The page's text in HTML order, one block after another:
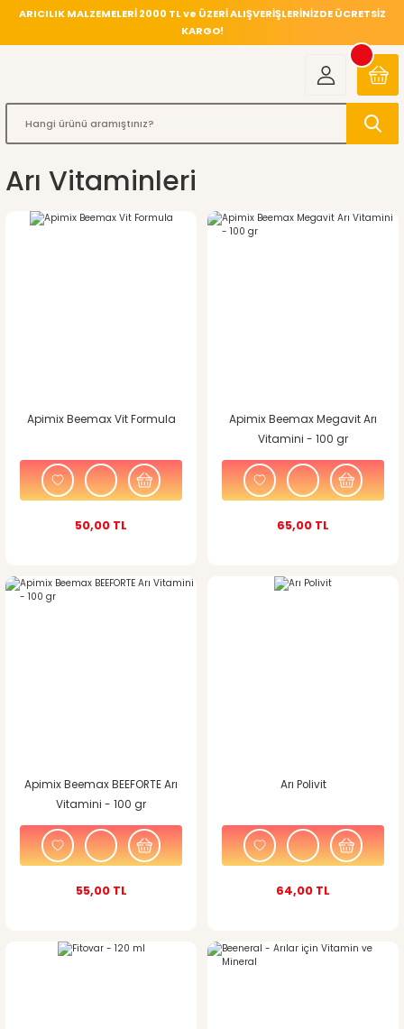
ARICILIK MALZEMELERİ 2000 TL ve ÜZERİ ALIŞVERİŞLERİNİZDE ÜCRETSİZ
KARGO!
Arı Vitaminleri
Apimix Beemax Vit Formula
50,00 TL
Apimix Beemax Megavit Arı
Vitamini - 100 gr
65,00 TL
Apimix Beemax BEEFORTE Arı
Vitamini - 100 gr
55,00 TL
Arı Polivit
64,00 TL